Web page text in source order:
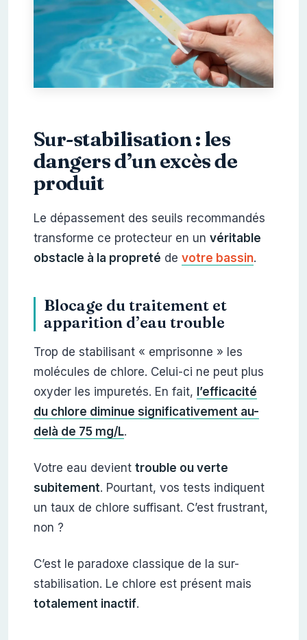
Sur-stabilisation : les
dangers d’un excès de
produit
Le dépassement des seuils recommandés
transforme ce protecteur en un véritable
obstacle à la propreté de votre bassin.
Blocage du traitement et
apparition d’eau trouble
Trop de stabilisant « emprisonne » les
molécules de chlore. Celui-ci ne peut plus
oxyder les impuretés. En fait, l’efficacité
du chlore diminue significativement au-
delà de 75 mg/L.
Votre eau devient trouble ou verte
subitement. Pourtant, vos tests indiquent
un taux de chlore suffisant. C’est frustrant,
non ?
C’est le paradoxe classique de la sur-
stabilisation. Le chlore est présent mais
totalement inactif.